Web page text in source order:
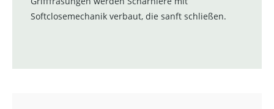
Softclosemechanik verbaut, die sanft schließen.